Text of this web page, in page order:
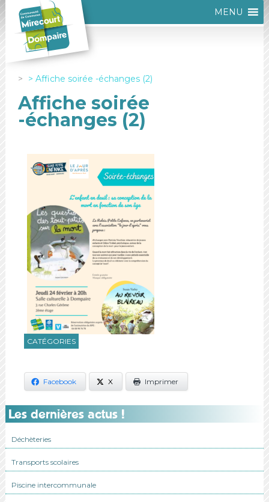
MENU
Affiche soirée -échanges (2)
Affiche soirée
-échanges (2)
CATÉGORIES
Facebook X Imprimer
Les dernières actus !
Déchèteries
Transports scolaires
Piscine intercommunale